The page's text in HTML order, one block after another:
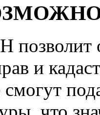
позволит
и